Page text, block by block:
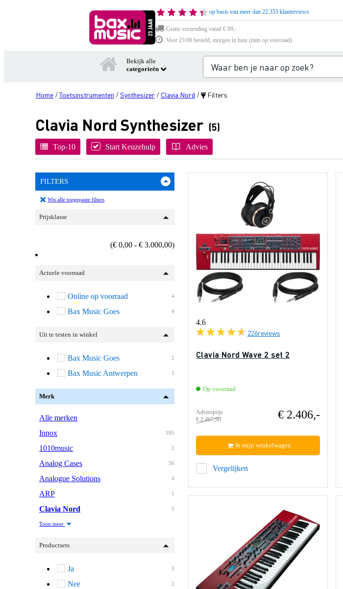
op basis van meer dan 22.355 klantreviews
Gratis verzending vanaf € 99,-
Voor 23:00 besteld, morgen in huis (mits op voorraad)
Bekijk alle
categorieën
Home /Toetsinstrumenten /Synthesizer / Clavia Nord / Filters
Clavia Nord Synthesizer (5)
Top-10 Start Keuzehulp Advies
FILTERS
Wis alle toegepaste filters
Prijsklasse
(€ 0,00 - € 3.000,00)
Actuele voorraad
4
Online op voorraad
4
Bax Music Goes
Uit te testen in winkel
2
Bax Music Goes
1
Bax Music Antwerpen
Merk
Alle merken
185
Innox
2
1010music
56
Analog Cases
4
Analogue Solutions
1
ARP
5
Clavia Nord
Toon meer
Productsets
3
Ja
2
Nee
4.6
226reviews
Clavia Nord Wave 2 set 2
Op voorraad
Adviesprijs
€ 2.467,90
€ 2.406,-
Vergelijken
In mijn winkelwagen